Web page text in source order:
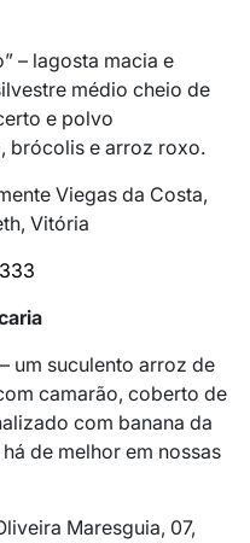
– lagosta macia e
médio cheio de
e polvo
brócolis e arroz roxo.
Viegas da Costa,
Vitória
um suculento arroz de
camarão, coberto de
com banana da
de melhor em nossas
Maresguia, 07,